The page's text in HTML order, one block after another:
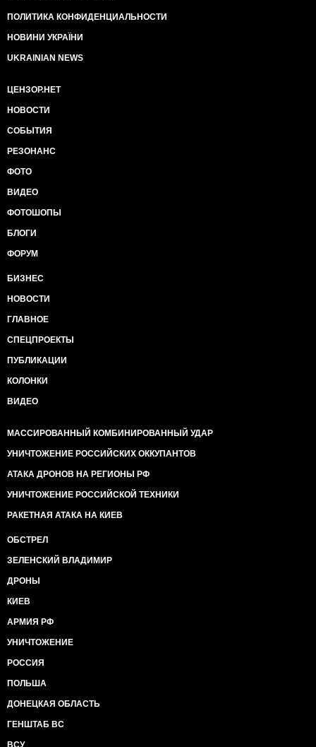
ПОЛИТИКА КОНФИДЕНЦИАЛЬНОСТИ
НОВИНИ УКРАЇНИ
UKRAINIAN NEWS
ЦЕНЗОР.НЕТ
НОВОСТИ
СОБЫТИЯ
РЕЗОНАНС
ФОТО
ВИДЕО
ФОТОШОПЫ
БЛОГИ
ФОРУМ
БИЗНЕС
НОВОСТИ
ГЛАВНОЕ
СПЕЦПРОЕКТЫ
ПУБЛИКАЦИИ
КОЛОНКИ
ВИДЕО
МАССИРОВАННЫЙ КОМБИНИРОВАННЫЙ УДАР
УНИЧТОЖЕНИЕ РОССИЙСКИХ ОККУПАНТОВ
АТАКА ДРОНОВ НА РЕГИОНЫ РФ
УНИЧТОЖЕНИЕ РОССИЙСКОЙ ТЕХНИКИ
РАКЕТНАЯ АТАКА НА КИЕВ
ОБСТРЕЛ
ЗЕЛЕНСКИЙ ВЛАДИМИР
ДРОНЫ
КИЕВ
АРМИЯ РФ
УНИЧТОЖЕНИЕ
РОССИЯ
ПОЛЬША
ДОНЕЦКАЯ ОБЛАСТЬ
ГЕНШТАБ ВС
ВСУ